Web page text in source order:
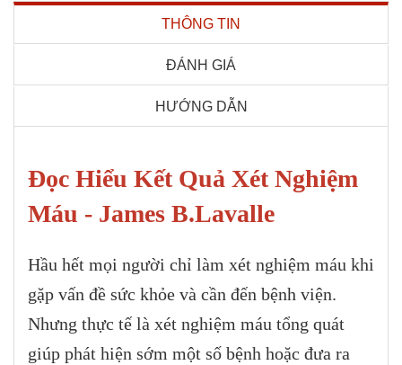
THÔNG TIN
ĐÁNH GIÁ
HƯỚNG DẪN
Đọc Hiểu Kết Quả Xét Nghiệm
Máu - James B.Lavalle
Hầu hết mọi người chỉ làm xét nghiệm máu khi
gặp vấn đề sức khỏe và cần đến bệnh viện.
Nhưng thực tế là xét nghiệm máu tổng quát
giúp phát hiện sớm một số bệnh hoặc đưa ra